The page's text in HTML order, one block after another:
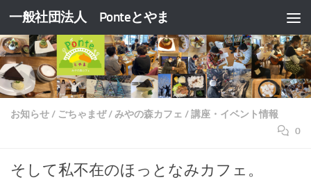
コンテンツへスキップ
一般社団法人 Ponteとやま
お知らせ/ ごちゃまぜ/みやの森カフェ /講座・イベント情報
0
そして私不在のほっとなみカフェ。